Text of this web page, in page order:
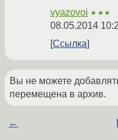
vyazovoi ★★★
08.05.2014
Ссылка
Вы не можете
перемещена в архив.
←